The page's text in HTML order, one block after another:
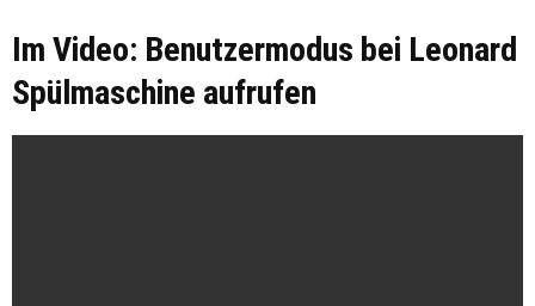
Im Video: Benutzermodus bei Leonard
Spülmaschine aufrufen